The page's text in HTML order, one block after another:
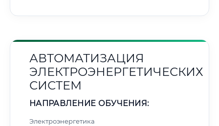
АВТОМАТИЗАЦИЯ
ЭЛЕКТРОЭНЕРГЕТИЧЕСКИХ
СИСТЕМ
НАПРАВЛЕНИЕ ОБУЧЕНИЯ:
Электроэнергетика